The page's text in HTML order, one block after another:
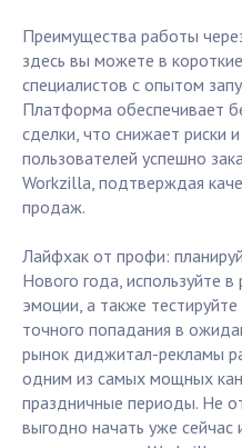
Преимущества работы
здесь вы можете в
специалистов с опытом
Платформа обеспечивает
сделки, что снижает риски
пользователей успешно
Workzilla, подтверждая
продаж.
Лайфхак от профи:
Нового года, используйте
эмоции, а также
точного попадания в
рынок диджитал-рекламы
одним из самых мощных
праздничные периоды. Не
выгодно начать уже сейчас